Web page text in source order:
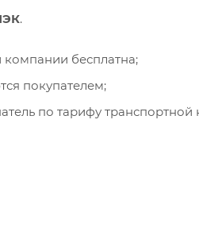
.
компании бесплатна;
покупателем;
по тарифу